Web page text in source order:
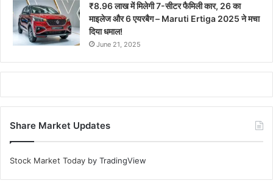
₹8.96 लाख में मिलेगी 7-सीटर फैमिली कार, 26 का
माइलेज और 6 एयरबैग – Maruti Ertiga 2025 ने मचा
दिया धमाल!
June 21, 2025
Share Market Updates
Stock Market Today by TradingView